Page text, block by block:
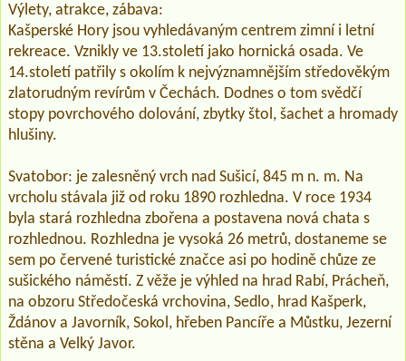
Výlety, atrakce, zábava:
Kašperské Hory jsou vyhledávaným centrem zimní i letní
rekreace. Vznikly ve 13.století jako hornická osada. Ve
14.století patřily s okolím k nejvýznamnějším středověkým
zlatorudným revírům v Čechách. Dodnes o tom svědčí
stopy povrchového dolování, zbytky štol, šachet a hromady
hlušiny.
Svatobor: je zalesněný vrch nad Sušicí, 845 m n. m. Na
vrcholu stávala již od roku 1890 rozhledna. V roce 1934
byla stará rozhledna zbořena a postavena nová chata s
rozhlednou. Rozhledna je vysoká 26 metrů, dostaneme se
sem po červené turistické značce asi po hodině chůze ze
sušického náměstí. Z věže je výhled na hrad Rabí, Prácheň,
na obzoru Středočeská vrchovina, Sedlo, hrad Kašperk,
Ždánov a Javorník, Sokol, hřeben Pancíře a Můstku, Jezerní
stěna a Velký Javor.